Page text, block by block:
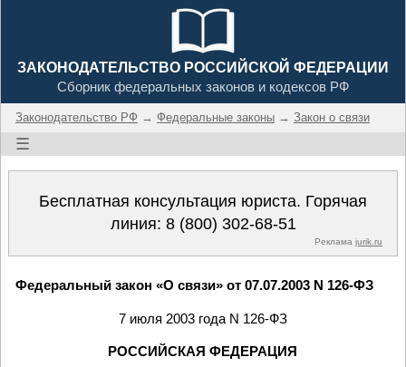
ЗАКОНОДАТЕЛЬСТВО РОССИЙСКОЙ ФЕДЕРАЦИИ
Сборник федеральных законов и кодексов РФ
Законодательство РФ → Федеральные законы → Закон о связи
☰
Бесплатная консультация юриста. Горячая
линия: 8 (800) 302-68-51
Реклама jurik.ru
Федеральный закон «О связи» от 07.07.2003 N 126-ФЗ
7 июля 2003 года N 126-ФЗ
РОССИЙСКАЯ ФЕДЕРАЦИЯ